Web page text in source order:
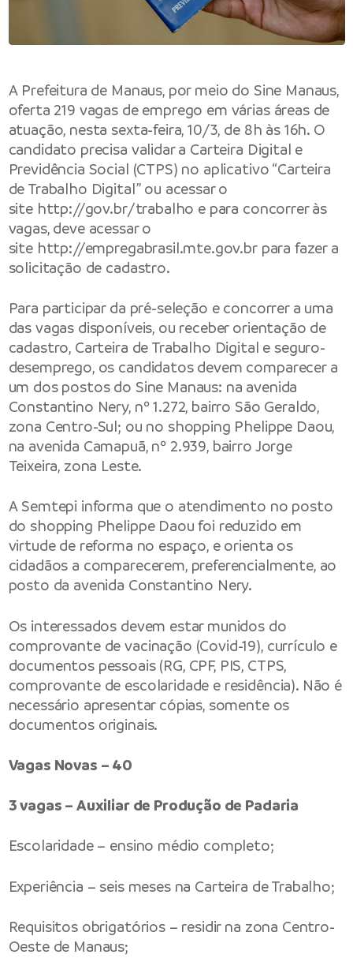
A Prefeitura de Manaus, por meio do Sine Manaus,
oferta 219 vagas de emprego em várias áreas de
atuação, nesta sexta-feira, 10/3, de 8h às 16h. O
candidato precisa validar a Carteira Digital e
Previdência Social (CTPS) no aplicativo “Carteira
de Trabalho Digital” ou acessar o
site http://gov.br/trabalho e para concorrer às
vagas, deve acessar o
site http://empregabrasil.mte.gov.brpara fazer a
solicitação de cadastro.
Para participar da pré-seleção e concorrer a uma
das vagas disponíveis, ou receber orientação de
cadastro, Carteira de Trabalho Digital e seguro-
desemprego, os candidatos devem comparecer a
um dos postos do Sine Manaus: na avenida
Constantino Nery, nº 1.272, bairro São Geraldo,
zona Centro-Sul; ou no shopping Phelippe Daou,
na avenida Camapuã, nº 2.939, bairro Jorge
Teixeira, zona Leste.
A Semtepi informa que o atendimento no posto
do shopping Phelippe Daou foi reduzido em
virtude de reforma no espaço, e orienta os
cidadãos a comparecerem, preferencialmente, ao
posto da avenida Constantino Nery.
Os interessados devem estar munidos do
comprovante de vacinação (Covid-19), currículo e
documentos pessoais (RG, CPF, PIS, CTPS,
comprovante de escolaridade e residência). Não é
necessário apresentar cópias, somente os
documentos originais.
Vagas Novas – 40
3 vagas – Auxiliar de Produção de Padaria
Escolaridade – ensino médio completo;
Experiência – seis meses na Carteira de Trabalho;
Requisitos obrigatórios – residir na zona Centro-
Oeste de Manaus;